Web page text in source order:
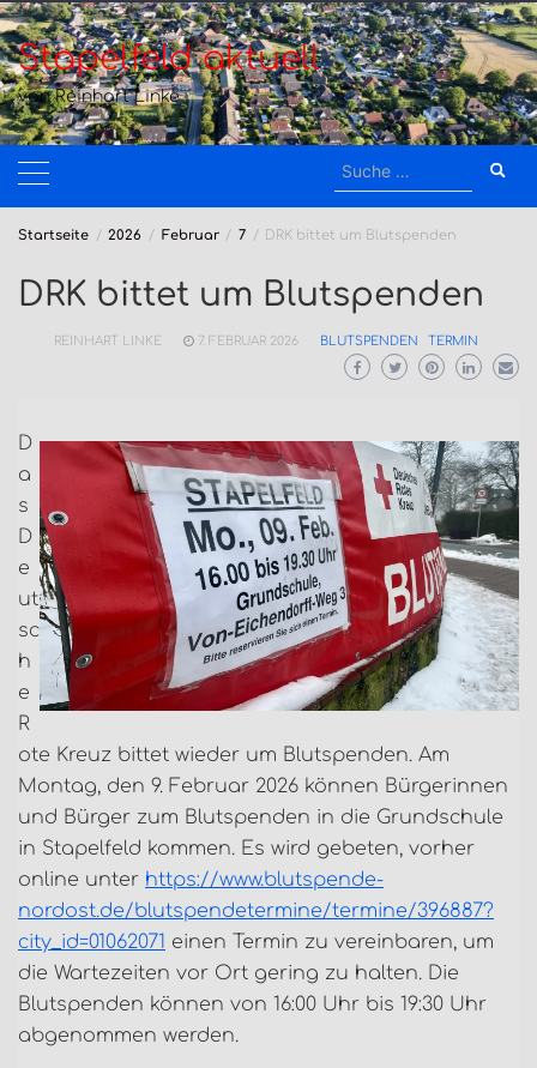
Zum
Inhalt
springen
Stapelfeld aktuell
von Reinhart Linke
Suche
nach:
Startseite 2026 Februar 7 DRK bittet um Blutspenden
DRK bittet um Blutspenden
REINHART LINKE 7. FEBRUAR 2026 BLUTSPENDEN TERMIN
D
a
s
D
e
ut
sc
h
e
R
ote Kreuz bittet wieder um Blutspenden. Am
Montag, den 9. Februar 2026 können Bürgerinnen
und Bürger zum Blutspenden in die Grundschule
in Stapelfeld kommen. Es wird gebeten, vorher
online unter https://www.blutspende-
nordost.de/blutspendetermine/termine/396887?
city_id=01062071 einen Termin zu vereinbaren, um
die Wartezeiten vor Ort gering zu halten. Die
Blutspenden können von 16:00 Uhr bis 19:30 Uhr
abgenommen werden.